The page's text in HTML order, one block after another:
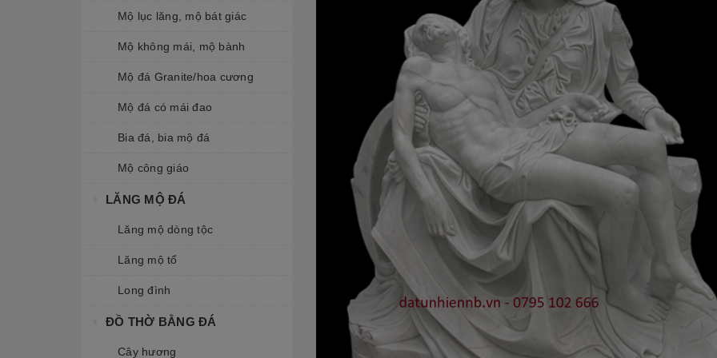
Mộ lục lăng, mộ bát giác
Mộ không mái, mộ bành
Mộ đá Granite/hoa cương
Mộ đá có mái đao
Bia đá, bia mộ đá
Mộ công giáo
LĂNG MỘ ĐÁ
Lăng mộ dòng tộc
Lăng mộ tổ
Long đình
ĐỒ THỜ BẰNG ĐÁ
Cây hương